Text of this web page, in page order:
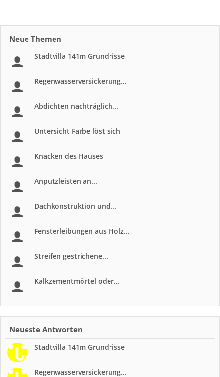
Neue Themen
Stadtvilla 141m Grundrisse
Regenwasserversickerung...
Abdichten nachträglich...
Untersicht Farbe löst sich
Knacken des Hauses
Anputzleisten an...
Dachkonstruktion und...
Fensterleibungen aus Holz...
Streifen gestrichene...
Kalkzementmörtel oder...
Neueste Antworten
Stadtvilla 141m Grundrisse
Regenwasserversickerung...